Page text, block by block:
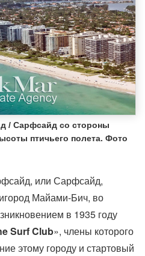
/ Сарфсайд со стороны
птичьего полета. Фото
или Сарфсайд,
Майами-Бич, во
в 1935 году
Surf Club», члены которого
этому городу и стартовый